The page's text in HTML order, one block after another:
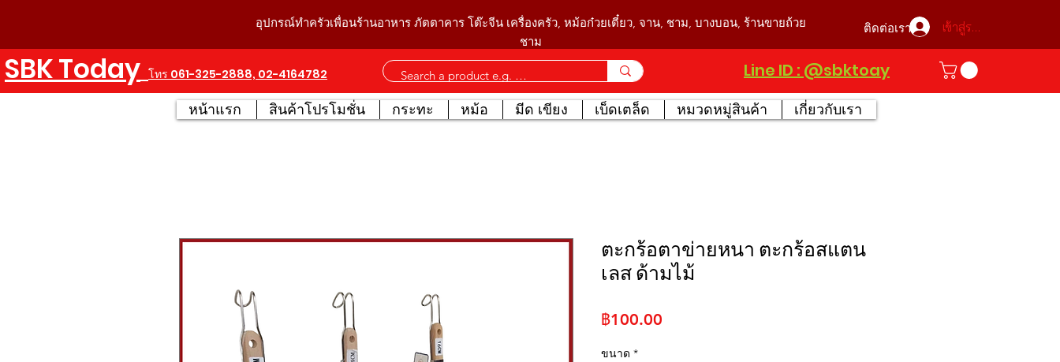
อุปกรณ์ทำครัวเพื่อนร้านอาหาร ภัตตาคาร โต๊ะจีน เครื่องครัว, หม้อก๋วยเตี๋ยว, จาน, ชาม, บางบอน, ร้านขายถ้วย
ชาม
เข้าสู่ระบบ
ติดต่อเรา
SBK Today โทร 061-325-2888, 02-4164782 Line ID : @sbktoay
หน้าแรก สินค้าโปรโมชั่น กระทะ หม้อ มีด เขียง เบ็ดเตล็ด หมวดหมู่สินค้า เกี่ยวกับเรา
ตะกร้อตาข่ายหนา ตะกร้อสแตน
เลส ด้ามไม้
฿100.00
ขนาด *